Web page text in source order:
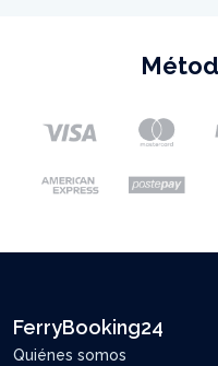
FerryBooking24
Quiénes somos